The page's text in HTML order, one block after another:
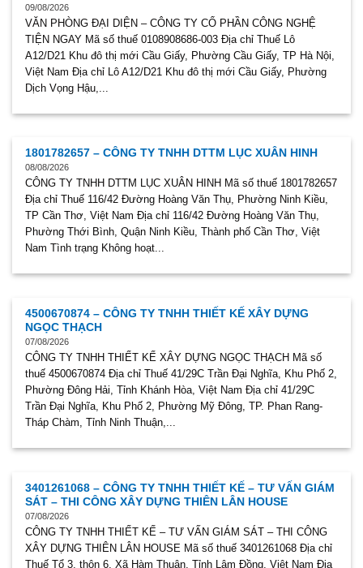
09/08/2026
VĂN PHÒNG ĐẠI DIỆN – CÔNG TY CỔ PHẦN CÔNG NGHỆ
TIỆN NGAY Mã số thuế 0108908686-003 Địa chỉ Thuế Lô
A12/D21 Khu đô thị mới Cầu Giấy, Phường Cầu Giấy, TP Hà Nội,
Việt Nam Địa chỉ Lô A12/D21 Khu đô thị mới Cầu Giấy, Phường
Dịch Vọng Hậu,...
1801782657 – CÔNG TY TNHH DTTM LỤC XUÂN HINH
08/08/2026
CÔNG TY TNHH DTTM LỤC XUÂN HINH Mã số thuế 1801782657
Địa chỉ Thuế 116/42 Đường Hoàng Văn Thụ, Phường Ninh Kiều,
TP Cần Thơ, Việt Nam Địa chỉ 116/42 Đường Hoàng Văn Thụ,
Phường Thới Bình, Quận Ninh Kiều, Thành phố Cần Thơ, Việt
Nam Tình trạng Không hoạt...
4500670874 – CÔNG TY TNHH THIẾT KẾ XÂY DỰNG
NGỌC THẠCH
07/08/2026
CÔNG TY TNHH THIẾT KẾ XÂY DỰNG NGỌC THẠCH Mã số
thuế 4500670874 Địa chỉ Thuế 41/29C Trần Đại Nghĩa, Khu Phố 2,
Phường Đông Hải, Tỉnh Khánh Hòa, Việt Nam Địa chỉ 41/29C
Trần Đại Nghĩa, Khu Phố 2, Phường Mỹ Đông, TP. Phan Rang-
Tháp Chàm, Tỉnh Ninh Thuận,...
3401261068 – CÔNG TY TNHH THIẾT KẾ – TƯ VẤN GIÁM
SÁT – THI CÔNG XÂY DỰNG THIÊN LÂN HOUSE
07/08/2026
CÔNG TY TNHH THIẾT KẾ – TƯ VẤN GIÁM SÁT – THI CÔNG
XÂY DỰNG THIÊN LÂN HOUSE Mã số thuế 3401261068 Địa chỉ
Thuế Tổ 3, thôn 6, Xã Hàm Thuận, Tỉnh Lâm Đồng, Việt Nam Địa